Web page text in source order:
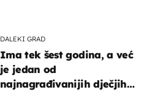
DALEKI GRAD
Ima tek šest godina, a već
je jedan od
najnagrađivanijih dječjih